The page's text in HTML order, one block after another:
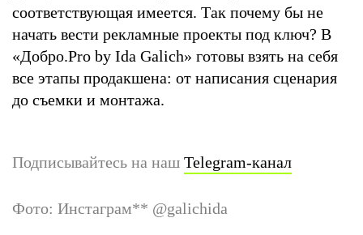
соответствующая имеется. Так почему бы не
начать вести рекламные проекты под ключ? В
«Добро.Pro by Ida Galich» готовы взять на себя
все этапы продакшена: от написания сценария
до съемки и монтажа.
Подписывайтесь на наш Telegram-канал
Фото: Инстаграм** @galichida